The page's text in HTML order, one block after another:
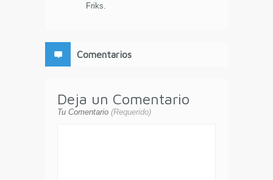
Friks.
Comentarios
Deja un Comentario
Tu Comentario (Requerido)